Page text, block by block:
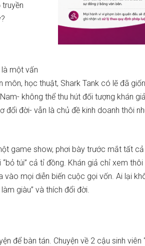
là một vấn
học thuật, Shark Tank có lẽ đã
không thể thu hút đối tượng khán
đổi đời- vẫn là chủ đề kinh doanh thôi
game show, phơi bày trước mắt tất
túi” cả tỉ đồng. Khán giả chỉ xem
mọi diễn biến cuộc gọi vốn. Ai lại
giàu” và thích đổi đời.
để bàn tán. Chuyện về 2 cậu sinh viên